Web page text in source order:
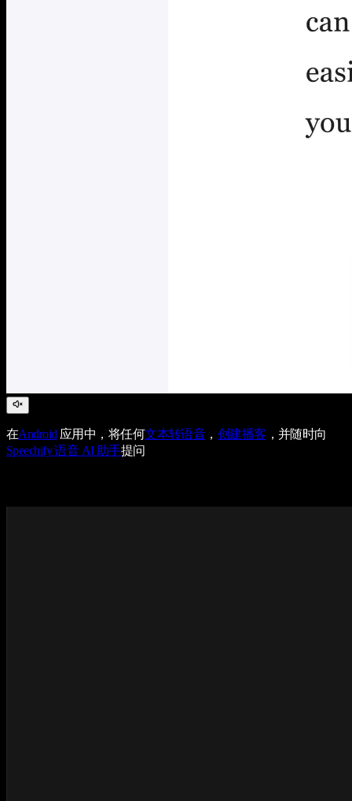
在Android 应用中，将任何文本转语音， 创建播客 ，并随时向
Speechify 语音 AI 助手提问